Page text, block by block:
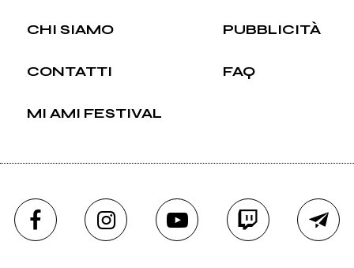
CHI SIAMO PUBBLICITÀ
CONTATTI FAQ
MI AMI FESTIVAL